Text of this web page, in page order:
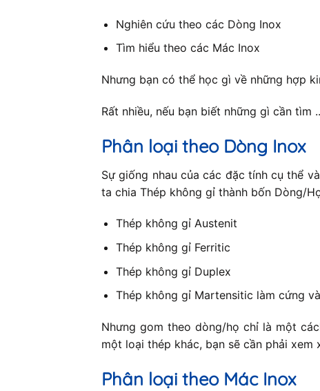
Nghiên cứu theo các Dòng Inox
Tìm hiểu theo các Mác Inox
Nhưng bạn có thể học gì về những hợp
Rất nhiều, nếu bạn biết những gì cần tìm
Phân loại theo Dòng Inox
Sự giống nhau của các đặc tính cụ thể
ta chia Thép không gỉ thành bốn Dòng/
Thép không gỉ Austenit
Thép không gỉ Ferritic
Thép không gỉ Duplex
Thép không gỉ Martensitic làm cứng
Nhưng gom theo dòng/họ chỉ là một
một loại thép khác, bạn sẽ cần phải xem
Phân loại theo Mác Inox